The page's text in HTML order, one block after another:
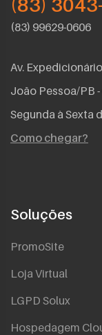
(83) 99629-0606
Av.
João Pessoa/PB -
Segunda à Sexta
Como chegar?
Soluções
PromoSite
Loja Virtual
LGPD Solux
Hospedagem